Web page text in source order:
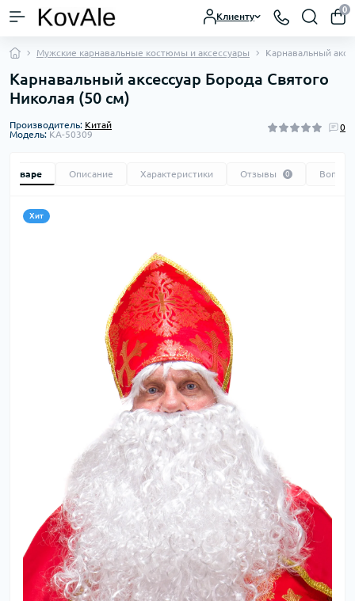
Клиенту
0
Мужские карнавальные костюмы и аксессуары Карнавальный
Карнавальный аксессуар Борода Святого
Николая (50 см)
Производитель: Kитай
Модель: KA-50309
0
товаре Описание Характеристики Отзывы 0
Хит